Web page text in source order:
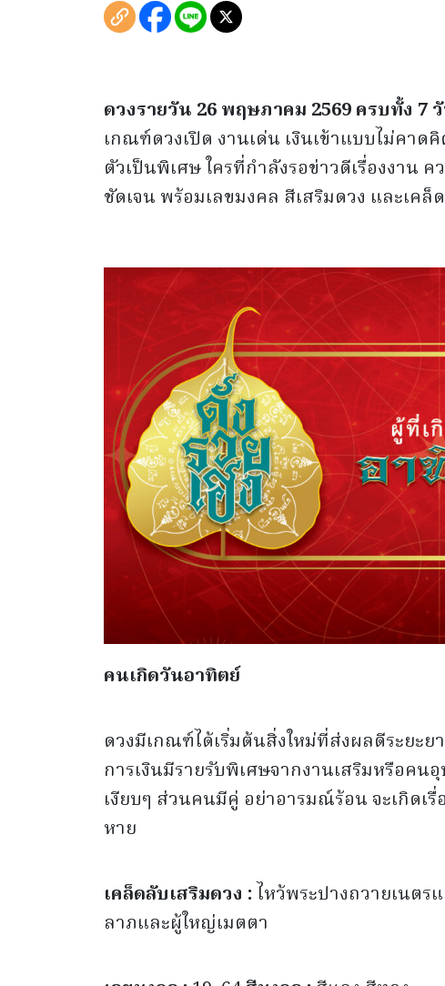
ดวงรายวัน 26พฤษภาคม 2569ครบทั้ง 7
เกณฑ์ดวงเปิด งานเด่น เงินเข้าแบบไม่คา
ตัวเป็นพิเศษ ใครที่กำลังรอข่าวดีเรื่องงาน
ชัดเจน พร้อมเลขมงคล สีเสริมดวง และเค
คนเกิดวันอาทิตย์
ดวงมีเกณฑ์ได้เริ่มต้นสิ่งใหม่ที่ส่งผลดีระยะย
การเงินมีรายรับพิเศษจากงานเสริมหรือค
เงียบๆ ส่วนคนมีคู่ อย่าอารมณ์ร้อน จะเกิดเ
หาย
เคล็ดลับเสริมดวง : ไหว้พระปางถวายเนตร
ลาภและผู้ใหญ่เมตตา